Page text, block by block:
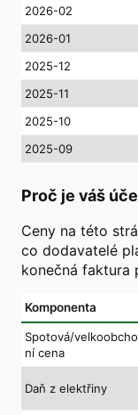
2026-02
2026-01
2025-12
2025-11
2025-10
2025-09
Proč je váš
Ceny na této
co dodavatelé
konečná faktura
Komponenta
Spotová/
ní cena
Daň z elektřiny